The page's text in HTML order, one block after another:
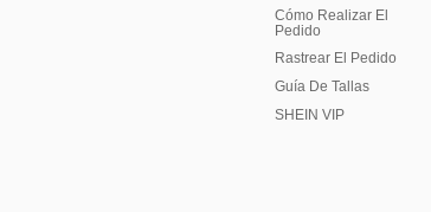
Cómo Realizar El
Pedido
Rastrear El Pedido
Guía De Tallas
SHEIN VIP